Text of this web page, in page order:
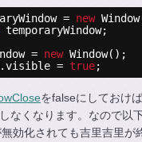
= new
temporaryWindow;
= new Window();
= true;
をfalseにしておけ
なくなります。なので以
効化されても吉里吉里が